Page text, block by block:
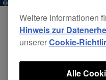
Weitere Informationen
Hinweis zur
unsererCookie-
Alle